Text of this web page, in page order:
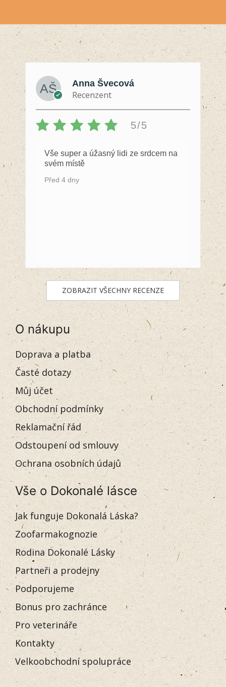
Anna Švecová
Recenzent
5/5
Vše super a úžasný lidi ze srdcem na
svém místě
Před 4 dny
ZOBRAZIT VŠECHNY RECENZE
O nákupu
Doprava a platba
Časté dotazy
Můj účet
Obchodní podmínky
Reklamační řád
Odstoupení od smlouvy
Ochrana osobních údajů
Vše o Dokonalé lásce
Jak funguje Dokonalá Láska?
Zoofarmakognozie
Rodina Dokonalé Lásky
Partneři a prodejny
Podporujeme
Bonus pro zachránce
Pro veterináře
Kontakty
Velkoobchodní spolupráce